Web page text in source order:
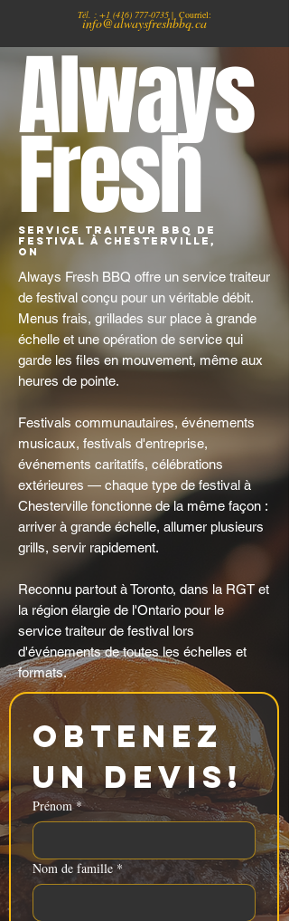
Tél. : +1 (416) 777-0735 | Courriel:
info@alwaysfreshbbq.ca
Always
Fresh
Service traiteur BBQ de
festival à Chesterville,
ON
Always Fresh BBQ offre un service traiteur
de festival conçu pour un véritable débit.
Menus frais, grillades sur place à grande
échelle et une opération de service qui
garde les files en mouvement, même aux
heures de pointe.
Festivals communautaires, événements
musicaux, festivals d'entreprise,
événements caritatifs, célébrations
extérieures — chaque type de festival à
Chesterville fonctionne de la même façon :
arriver à grande échelle, allumer plusieurs
grills, servir rapidement.
Reconnu partout à Toronto, dans la RGT et
la région élargie de l'Ontario pour le
service traiteur de festival lors
d'événements de toutes les échelles et
formats.
Obtenez
un devis!
Prénom *
Nom de famille *